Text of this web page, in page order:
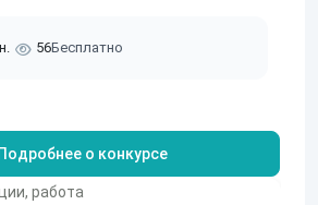
56Бесплатно
работа
Подробнее о конкурсе